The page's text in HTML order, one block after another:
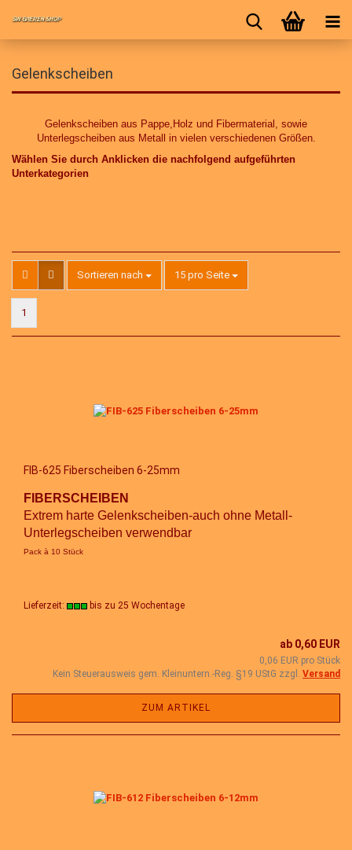
Gelenkscheiben
Gelenkscheiben aus Pappe,Holz und Fibermaterial, sowie
Unterlegscheiben aus Metall in vielen verschiedenen Größen.
Wählen Sie durch Anklicken die nachfolgend aufgeführten
Unterkategorien
Sortieren nach
Sortieren nach 15 pro Seite
pro Seite
1
FIB-625 Fiberscheiben 6-25mm
FIBERSCHEIBEN
Extrem harte Gelenkscheiben-auch ohne Metall-
Unterlegscheiben verwendbar
Pack à 10 Stück
Lieferzeit: bis zu 25 Wochentage
ab 0,60 EUR
0,06 EUR pro Stück
Kein Steuerausweis gem. Kleinuntern.-Reg. §19 UStG zzgl. Versand
ZUM ARTIKEL